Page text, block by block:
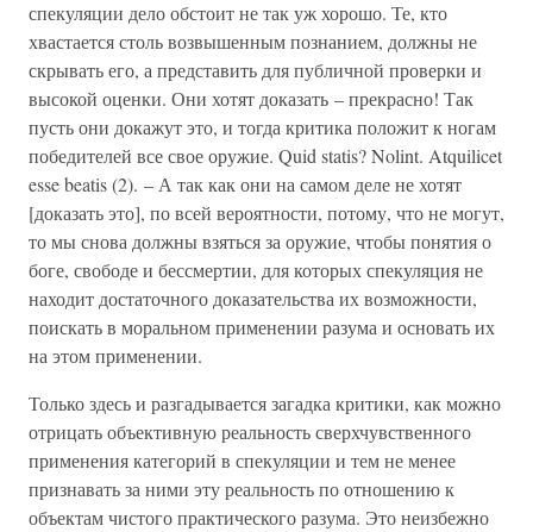
спекуляции дело обстоит не так уж хорошо. Те, кто
хвастается столь возвышенным познанием, должны не
скрывать его, а представить для публичной проверки и
высокой оценки. Они хотят доказать – прекрасно! Так
пусть они докажут это, и тогда критика положит к ногам
победителей все свое оружие. Quid statis? Nolint. Atquilicet
esse beatis (2). – А так как они на самом деле не хотят
[доказать это], по всей вероятности, потому, что не могут,
то мы снова должны взяться за оружие, чтобы понятия о
боге, свободе и бессмертии, для которых спекуляция не
находит достаточного доказательства их возможности,
поискать в моральном применении разума и основать их
на этом применении.
Только здесь и разгадывается загадка критики, как можно
отрицать объективную реальность сверхчувственного
применения категорий в спекуляции и тем не менее
признавать за ними эту реальность по отношению к
объектам чистого практического разума. Это неизбежно